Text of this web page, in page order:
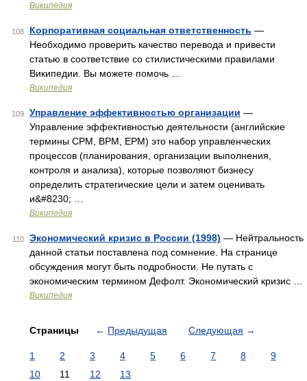
Википедия
108 Корпоративная социальная ответственность —
Необходимо проверить качество перевода и привести
статью в соответствие со стилистическими правилами
Википедии. Вы можете помочь …
Википедия
109 Управление эффективностью организации —
Управление эффективностью деятельности (английские
термины CPM, BPM, EPM) это набор управленческих
процессов (планирования, организации выполнения,
контроля и анализа), которые позволяют бизнесу
определить стратегические цели и затем оценивать
и&#8230; …
Википедия
110 Экономический кризис в России (1998) — Нейтральность
данной статьи поставлена под сомнение. На странице
обсуждения могут быть подробности. Не путать с
экономическим термином Дефолт. Экономический кризис …
Википедия
Страницы ← Предыдущая Следующая →
1 2 3 4 5 6 7 8
9
10
11 12 13